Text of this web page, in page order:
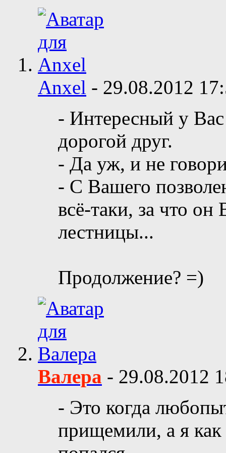
Anxel - 29.08.2012
- Интересный у Вас
дорогой друг.
- Да уж, и не
- С Вашего
всё-таки, за что
лестницы...
Продолжение? =)
Валера - 29.08.2012
- Это когда
прищемили, а я